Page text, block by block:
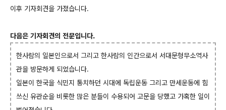
이후 기자회견을 가졌습니다.
다음은 기자회견의 전문입니다.
한사람의 일본인으로서 그리고 한사람의 인간으로서 서대문형무소역사
관을 방문하게 되었습니다.
일본이 한국을 식민지 통치하던 시대에 독립운동 그리고 만세운동에 힘
쓰신 유관순을 비롯한 많은 분들이 수용되어 고문을 당했고 가혹한 일이